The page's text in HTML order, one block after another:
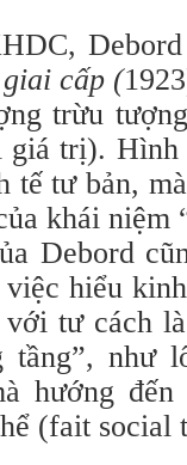
cấp (
trừu
giá trị).
tế tư bản,
khái
Debord
việc hiểu
tư cách
tầng”, như
hướng
(fait social